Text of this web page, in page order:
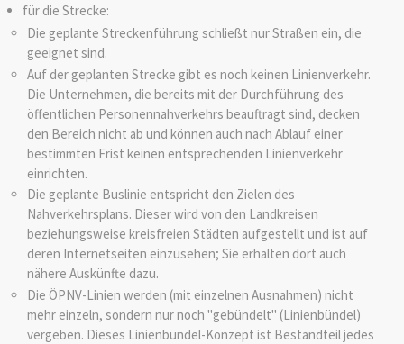
für die Strecke:
Die geplante Streckenführung schließt nur Straßen ein, die
geeignet sind.
Auf der geplanten Strecke gibt es noch keinen Linienverkehr.
Die Unternehmen, die bereits mit der Durchführung des
öffentlichen Personennahverkehrs beauftragt sind, decken
den Bereich nicht ab und können auch nach Ablauf einer
bestimmten Frist keinen entsprechenden Linienverkehr
einrichten.
Die geplante Buslinie entspricht den Zielen des
Nahverkehrsplans. Dieser wird von den Landkreisen
beziehungsweise kreisfreien Städten aufgestellt und ist auf
deren Internetseiten einzusehen; Sie erhalten dort auch
nähere Auskünfte dazu.
Die ÖPNV-Linien werden (mit einzelnen Ausnahmen) nicht
mehr einzeln, sondern nur noch "gebündelt" (Linienbündel)
vergeben. Dieses Linienbündel-Konzept ist Bestandteil jedes